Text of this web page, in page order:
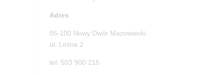
Adres
05-100 Nowy Dwór Mazowiecki
ul. Leśna 2
tel. 503 900 215